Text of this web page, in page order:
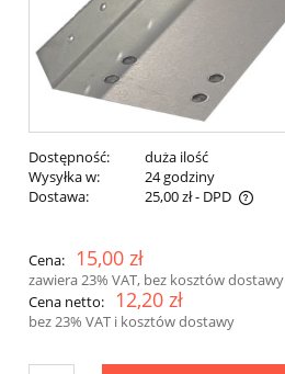
Dostępność:
duża ilość
Wysyłka w:
24 godziny
Dostawa:
25,00 zł- DPD
Cena: 15,00 zł
zawiera 23% VAT, bez kosztów dostawy
Cena netto:
12,20 zł
bez 23% VAT i kosztów dostawy